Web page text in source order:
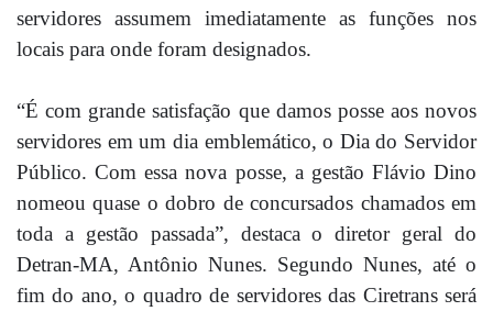
servidores assumem imediatamente as funções nos
locais para onde foram designados.
“É com grande satisfação que damos posse aos novos
servidores em um dia emblemático, o Dia do Servidor
Público. Com essa nova posse, a gestão Flávio Dino
nomeou quase o dobro de concursados chamados em
toda a gestão passada”, destaca o diretor geral do
Detran-MA, Antônio Nunes. Segundo Nunes, até o
fim do ano, o quadro de servidores das Ciretrans será